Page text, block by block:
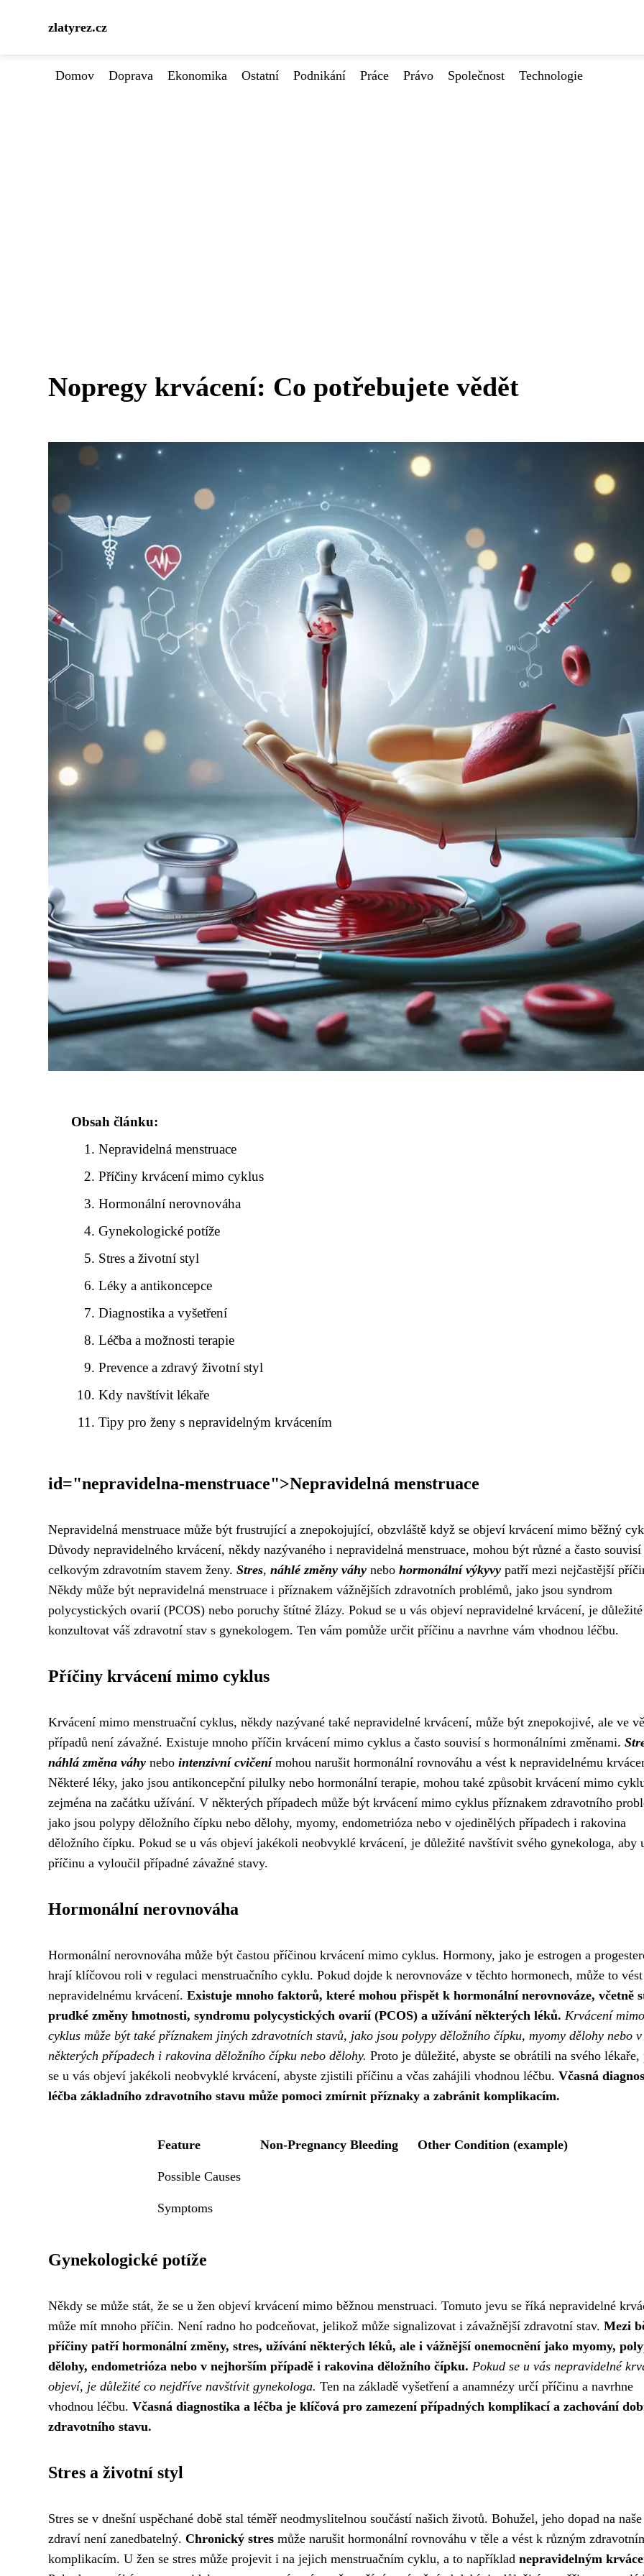
zlatyrez.cz
Domov Doprava Ekonomika Ostatní Podnikání Práce Právo Společnost Technologie
Nopregy krvácení: Co potřebujete vědět
Obsah článku:
Nepravidelná menstruace
Příčiny krvácení mimo cyklus
Hormonální nerovnováha
Gynekologické potíže
Stres a životní styl
Léky a antikoncepce
Diagnostika a vyšetření
Léčba a možnosti terapie
Prevence a zdravý životní styl
Kdy navštívit lékaře
Tipy pro ženy s nepravidelným krvácením
id="nepravidelna-menstruace">Nepravidelná menstruace
Nepravidelná menstruace může být frustrující a znepokojující, obzvláště když se objeví krvácení mimo běžný
Důvody nepravidelného krvácení, někdy nazývaného i nepravidelná menstruace, mohou být různé a často souvisí
celkovým zdravotním stavem ženy. Stres, náhlé změny váhy nebo hormonální výkyvy patří mezi nejčastější
Někdy může být nepravidelná menstruace i příznakem vážnějších zdravotních problémů, jako jsou syndrom
polycystických ovarií (PCOS) nebo poruchy štítné žlázy. Pokud se u vás objeví nepravidelné krvácení, je důležité
konzultovat váš zdravotní stav s gynekologem. Ten vám pomůže určit příčinu a navrhne vám vhodnou léčbu.
Příčiny krvácení mimo cyklus
Krvácení mimo menstruační cyklus, někdy nazývané také nepravidelné krvácení, může být znepokojivé, ale ve
případů není závažné. Existuje mnoho příčin krvácení mimo cyklus a často souvisí s hormonálními změnami.
náhlá změna váhy nebo intenzivní cvičenímohou narušit hormonální rovnováhu a vést k nepravidelnému
Některé léky, jako jsou antikoncepční pilulky nebo hormonální terapie, mohou také způsobit krvácení mimo
zejména na začátku užívání. V některých případech může být krvácení mimo cyklus příznakem zdravotního
jako jsou polypy děložního čípku nebo dělohy, myomy, endometrióza nebo v ojedinělých případech i rakovina
děložního čípku. Pokud se u vás objeví jakékoli neobvyklé krvácení, je důležité navštívit svého gynekologa, aby
příčinu a vyloučil případné závažné stavy.
Hormonální nerovnováha
Hormonální nerovnováha může být častou příčinou krvácení mimo cyklus. Hormony, jako je estrogen a
hrají klíčovou roli v regulaci menstruačního cyklu. Pokud dojde k nerovnováze v těchto hormonech, může to
nepravidelnému krvácení. Existuje mnoho faktorů, které mohou přispět k hormonální nerovnováze, včetně
prudké změny hmotnosti, syndromu polycystických ovarií (PCOS) a užívání některých léků. Krvácení mimo
cyklus může být také příznakem jiných zdravotních stavů, jako jsou polypy děložního čípku, myomy dělohy nebo v
některých případech i rakovina děložního čípku nebo dělohy. Proto je důležité, abyste se obrátili na svého lékaře,
se u vás objeví jakékoli neobvyklé krvácení, abyste zjistili příčinu a včas zahájili vhodnou léčbu. Včasná
léčba základního zdravotního stavu může pomoci zmírnit příznaky a zabránit komplikacím.
Feature Non-Pregnancy Bleeding Other Condition (example)
Possible Causes
Symptoms
Gynekologické potíže
Někdy se může stát, že se u žen objeví krvácení mimo běžnou menstruaci. Tomuto jevu se říká nepravidelné
může mít mnoho příčin. Není radno ho podceňovat, jelikož může signalizovat i závažnější zdravotní stav. Mezi
příčiny patří hormonální změny, stres, užívání některých léků, ale i vážnější onemocnění jako myomy,
dělohy, endometrióza nebo v nejhorším případě i rakovina děložního čípku. Pokud se u vás nepravidelné
objeví, je důležité co nejdříve navštívit gynekologa. Ten na základě vyšetření a anamnézy určí příčinu a navrhne
vhodnou léčbu. Včasná diagnostika a léčba je klíčová pro zamezení případných komplikací a zachování
zdravotního stavu.
Stres a životní styl
Stres se v dnešní uspěchané době stal téměř neodmyslitelnou součástí našich životů. Bohužel, jeho dopad na naše
zdraví není zanedbatelný. Chronický stres může narušit hormonální rovnováhu v těle a vést k různým
komplikacím. U žen se stres může projevit i na jejich menstruačním cyklu, a to například nepravidelným